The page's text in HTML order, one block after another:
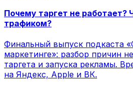
Почему таргет не работает?
трафиком?
Финальный выпуск подкаста
маркетинге»: разбор причин
таргета и запуска рекламы.
на Яндекс, Apple и ВК.